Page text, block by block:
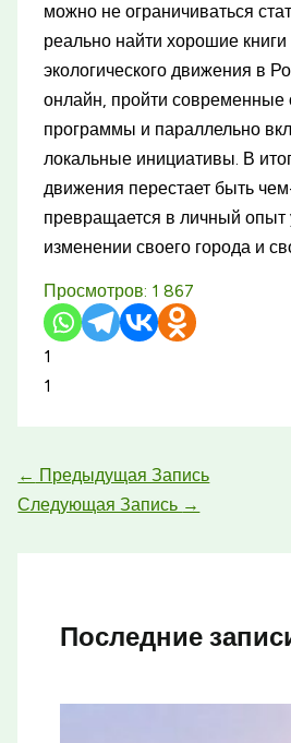
можно не ограничиваться
реально найти хорошие книги
экологического движения в
онлайн, пройти современные
программы и параллельно
локальные инициативы. В
движения перестает быть
превращается в личный опыт
изменении своего города и
Просмотров: 1 867
1
1
← Предыдущая Запись
Следующая Запись →
Последние